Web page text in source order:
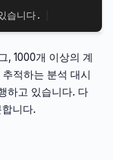
습니다.
, 1000개 이상의 계
적하는 분석 대시
하고 있습니다. 다
니다.